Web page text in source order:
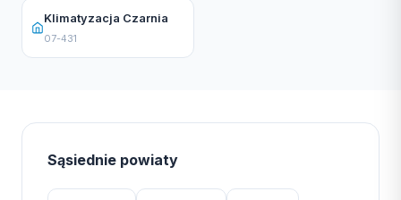
Klimatyzacja Czarnia
07-431
Sąsiednie powiaty